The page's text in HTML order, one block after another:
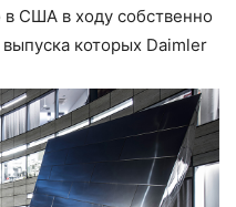
США в ходу собственно
которых Daimler